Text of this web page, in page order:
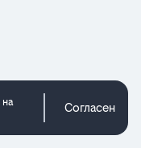
на
Согласен